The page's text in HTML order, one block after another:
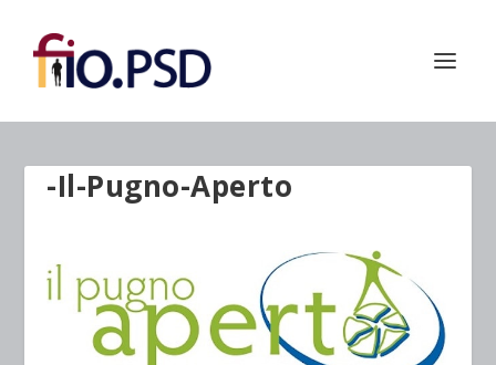
-Il-Pugno-Aperto